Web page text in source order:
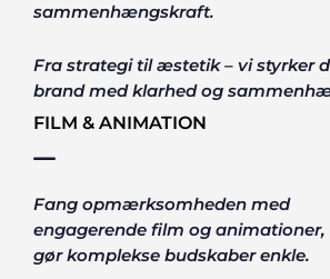
sammenhængskraft.
Fra strategi til æstetik – vi styrker
brand med klarhed og
FILM & ANIMATION
Fang opmærksomheden med
engagerende film og animationer,
gør komplekse budskaber enkle.